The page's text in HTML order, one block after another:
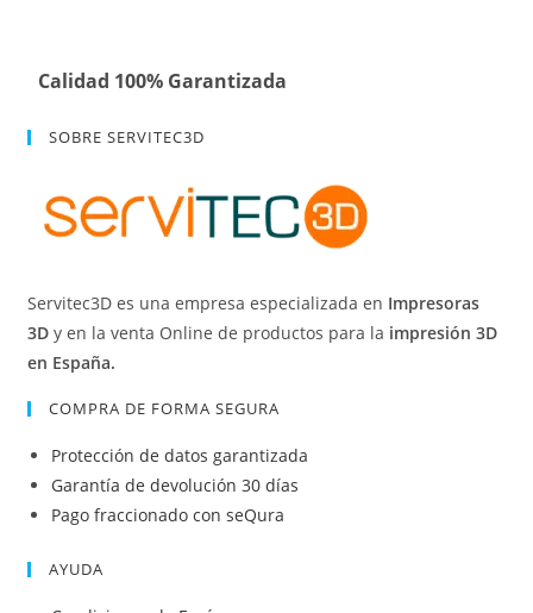
Calidad 100% Garantizada
SOBRE SERVITEC3D
Servitec3D es una empresa especializada en Impresoras
3D y en la venta Online de productos para la impresión 3D
en España.
COMPRA DE FORMA SEGURA
Protección de datos garantizada
Garantía de devolución 30 días
Pago fraccionado con seQura
AYUDA